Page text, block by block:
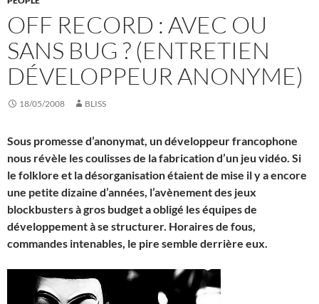
OFF RECORD : AVEC OU
SANS BUG ? (ENTRETIEN
DÉVELOPPEUR ANONYME)
18/05/2008 BLISS
Sous promesse d’anonymat, un développeur francophone
nous révèle les coulisses de la fabrication d’un jeu vidéo. Si
le folklore et la désorganisation étaient de mise il y a encore
une petite dizaine d’années, l’avènement des jeux
blockbusters à gros budget a obligé les équipes de
développement à se structurer. Horaires de fous,
commandes intenables, le pire semble derrière eux.